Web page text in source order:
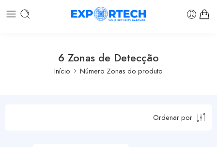
6 Zonas de Detecção
Início Número Zonas do produto
Ordenar por